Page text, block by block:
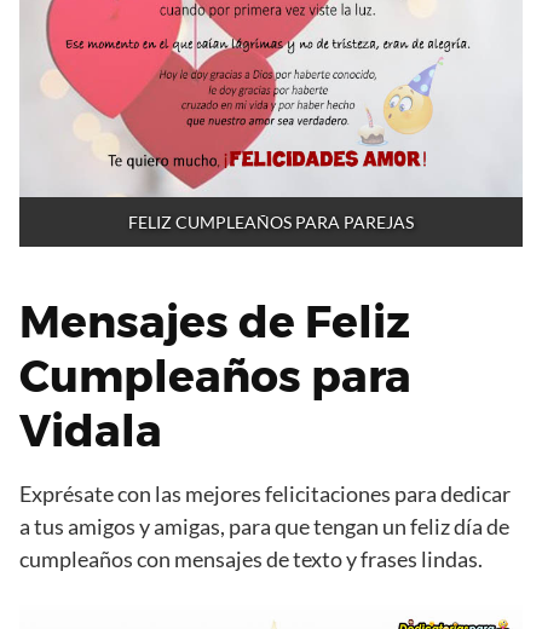
FELIZ CUMPLEAÑOS PARA PAREJAS
Mensajes de Feliz
Cumpleaños para
Vidala
Exprésate con las mejores felicitaciones para dedicar
a tus amigos y amigas, para que tengan un feliz día de
cumpleaños con mensajes de texto y frases lindas.